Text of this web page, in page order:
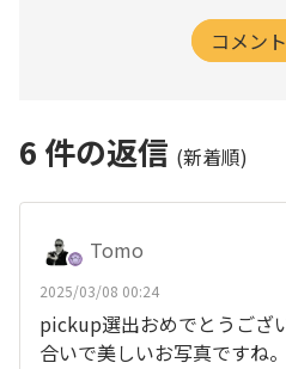
コメン
6 件の返信 (新着順)
Tomo
2025/03/08 00:24
pickup選出おめでとうござ
合いで美しいお写真ですね。